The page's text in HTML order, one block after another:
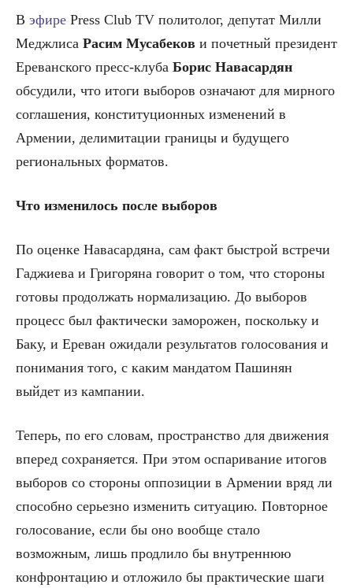
В эфире Press Club TV политолог, депутат Милли
Меджлиса Расим Мусабеков и почетный президент
Ереванского пресс-клуба Борис Навасардян
обсудили, что итоги выборов означают для мирного
соглашения, конституционных изменений в
Армении, делимитации границы и будущего
региональных форматов.
Что изменилось после выборов
По оценке Навасардяна, сам факт быстрой встречи
Гаджиева и Григоряна говорит о том, что стороны
готовы продолжать нормализацию. До выборов
процесс был фактически заморожен, поскольку и
Баку, и Ереван ожидали результатов голосования и
понимания того, с каким мандатом Пашинян
выйдет из кампании.
Теперь, по его словам, пространство для движения
вперед сохраняется. При этом оспаривание итогов
выборов со стороны оппозиции в Армении вряд ли
способно серьезно изменить ситуацию. Повторное
голосование, если бы оно вообще стало
возможным, лишь продлило бы внутреннюю
конфронтацию и отложило бы практические шаги